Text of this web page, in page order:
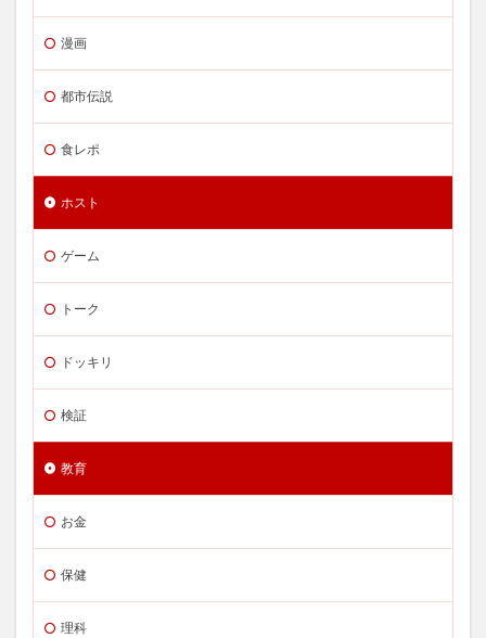
漫画
都市伝説
食レポ
ホスト
ゲーム
トーク
ドッキリ
検証
教育
お金
保健
理科